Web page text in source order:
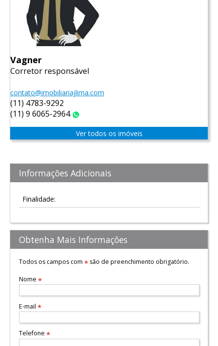
Vagner
Corretor responsável
contato@imobiliariajlima.com
(11) 4783-9292
(11) 9 6065-2964
Ver todos os imóveis
Informações Adicionais
Finalidade:
Obtenha Mais Informações
Todos os campos com *são de preenchimento obrigatório.
Nome *
E-mail *
Telefone *